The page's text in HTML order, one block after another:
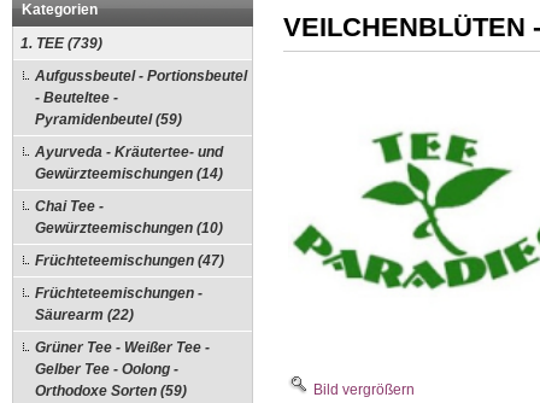
Kategorien
1. TEE (739)
Aufgussbeutel - Portionsbeutel
- Beuteltee -
Pyramidenbeutel (59)
Ayurveda - Kräutertee- und
Gewürzteemischungen (14)
Chai Tee -
Gewürzteemischungen (10)
Früchteteemischungen (47)
Früchteteemischungen -
Säurearm (22)
Grüner Tee - Weißer Tee -
Gelber Tee - Oolong -
Orthodoxe Sorten (59)
VEILCHENBLÜTEN
Bild vergrößern